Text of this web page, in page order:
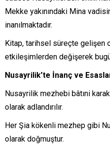
Mekke yakınındaki Mina
inanılmaktadır.
Kitap, tarihsel süreçte gelişen
etkileşimlerden değişerek
Nusayrilik’te İnanç ve
Nusayrilik mezhebi bâtıni
olarak adlandırılır.
Her Şia kökenli mezhep gibi
olarak doğmuştur.